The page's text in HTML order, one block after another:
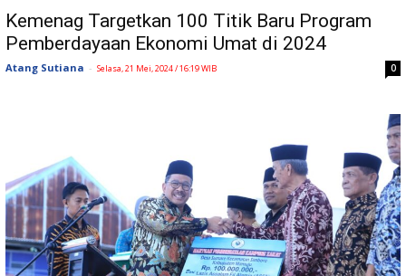
Kemenag Targetkan 100 Titik Baru Program
Pemberdayaan Ekonomi Umat di 2024
Atang Sutiana - Selasa, 21 Mei, 2024 / 16:19 WIB 0